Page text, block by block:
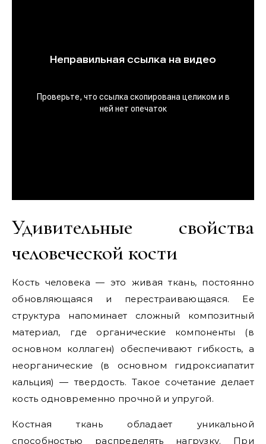
Удивительные свойства
человеческой кости
Кость человека — это живая ткань, постоянно
обновляющаяся и перестраивающаяся. Ее
структура напоминает сложный композитный
материал, где органические компоненты (в
основном коллаген) обеспечивают гибкость, а
неорганические (в основном гидроксиапатит
кальция) — твердость. Такое сочетание делает
кость одновременно прочной и упругой.
Костная ткань обладает уникальной
способностью распределять нагрузку. При